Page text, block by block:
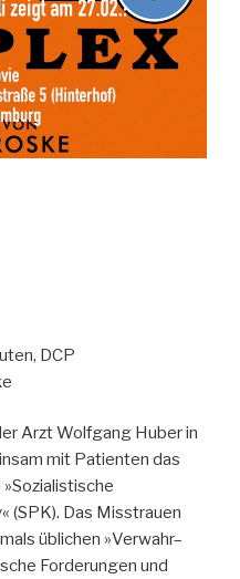
DCP
Arzt Wolfgang Huber in
mit Patienten das
(SPK). Das Misstrauen
üblichen »Verwahr–
Forderungen und